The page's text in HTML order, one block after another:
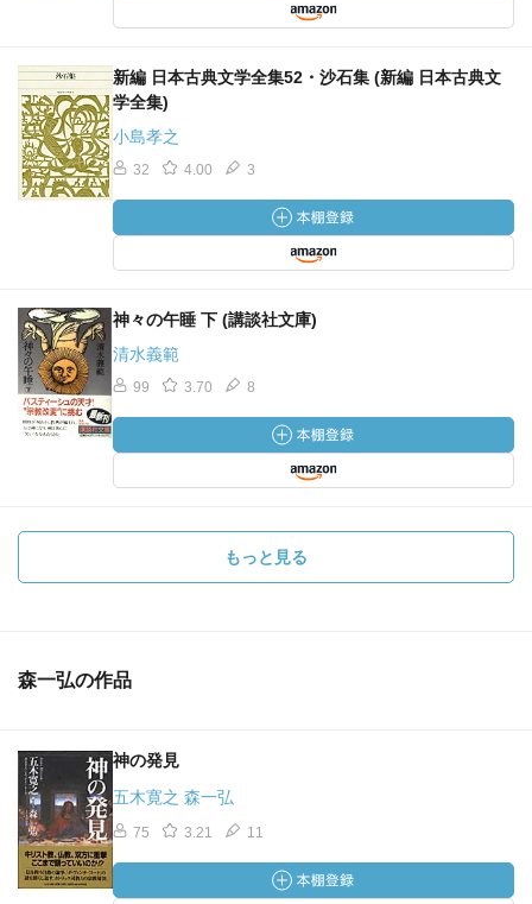
新編 日本古典文学全集52・沙石集 (新編 日本古典文
学全集)
小島孝之
32 4.00 3
神々の午睡 下 (講談社文庫)
清水義範
99 3.70 8
もっと見る
森一弘の作品
神の発見
五木寛之 森一弘
75 3.21 11